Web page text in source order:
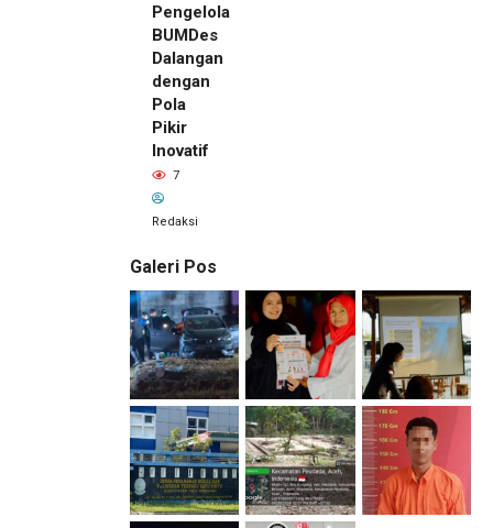
Pengelola
BUMDes
Dalangan
dengan
Pola
Pikir
Inovatif
7
Redaksi
Galeri Pos